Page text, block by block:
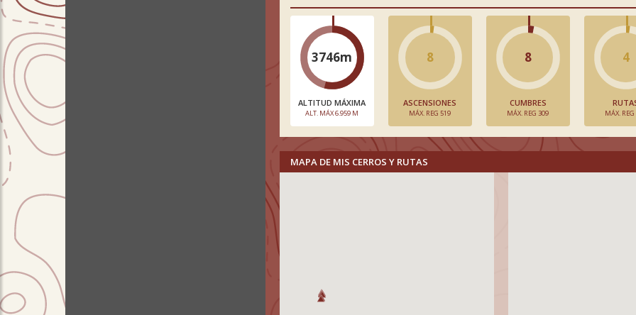
3746m
ALTITUD MÁXIMA
ALT. MÁX 6.959 M
8
ASCENSIONES
MÁX. REG 519
8
CUMBRES
MÁX. REG 309
4
MÁX.
MAPA DE MIS CERROS Y RUTAS